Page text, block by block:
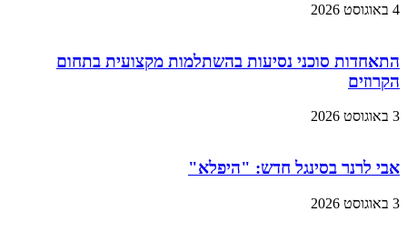
4 באוגוסט 2026
התאחדות סוכני נסיעות בהשתלמות מקצועית בתחום
הקרוזים
3 באוגוסט 2026
אבי לרנר בסינגל חדש: "היפלא"
3 באוגוסט 2026